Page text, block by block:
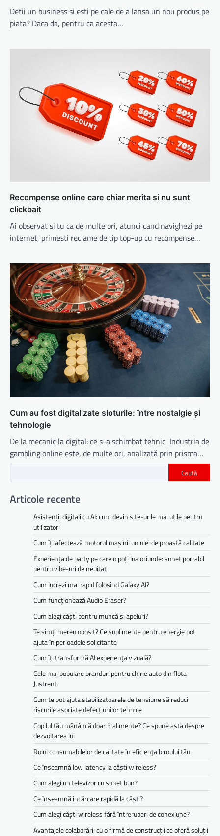
Detii un business si esti pe cale de a lansa un nou produs pe
piata? Daca da, pentru ca acesta…
Recompense online care chiar merita si nu sunt
clickbait
Ai observat si tu ca de multe ori, atunci cand navighezi pe
internet, primesti reclame de tip top-up cu recompense…
Cum au fost digitalizate sloturile: între nostalgie și
tehnologie
De la mecanic la digital: ce s-a schimbat tehnic Industria de
gambling online este, de multe ori, analizată prin prisma…
Caută
Articole recente
Asistenții digitali cu AI: cum devin site-urile mai utile pentru
utilizatori
Cum îți afectează motorul mașinii un ulei de proastă calitate
Experiența de party pe care o poți lua oriunde: sunet portabil
pentru vibe-uri de neuitat
Cum lucrezi mai rapid folosind Galaxy AI?
Cum funcționează Audio Eraser?
Cum alegi căști pentru muncă și apeluri?
Te simți mereu obosit? Ce suplimente pentru energie pot
ajuta în perioadele solicitante
Cum îți transformă AI experiența vizuală?
Cele mai populare branduri pentru chirie auto din flota
Justrent
Cum te pot ajuta stabilizatoarele de tensiune să reduci
riscurile asociate defecțiunilor tehnice
Copilul tău mănâncă doar 3 alimente? Ce spune asta despre
dezvoltarea lui
Rolul consumabilelor de calitate în eficiența biroului tău
Ce înseamnă low latency la căști wireless?
Cum alegi un televizor cu sunet bun?
Ce înseamnă încărcare rapidă la căști?
Cum alegi căști wireless fără întreruperi de conexiune?
Avantajele colaborării cu o firmă de construcții ce oferă soluții